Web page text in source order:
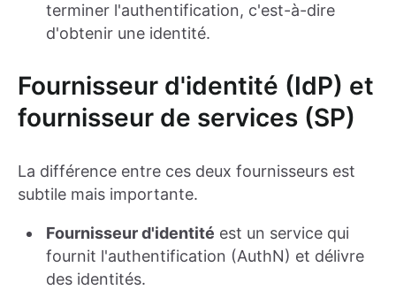
terminer l'authentification, c'est-à-dire
d'obtenir une identité.
Fournisseur d'identité (IdP) et
fournisseur de services (SP)
La différence entre ces deux fournisseurs est
subtile mais importante.
Fournisseur d'identité est un service qui
fournit l'authentification (AuthN) et délivre
des identités.